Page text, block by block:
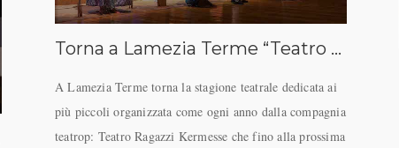
Torna a Lamezia Terme “Teatro Ragazzi”, la rassegna curata da Teatrop
A Lamezia Terme torna la stagione teatrale dedicata ai
più piccoli organizzata come ogni anno dalla compagnia
teatrop: Teatro Ragazzi Kermesse che fino alla prossima